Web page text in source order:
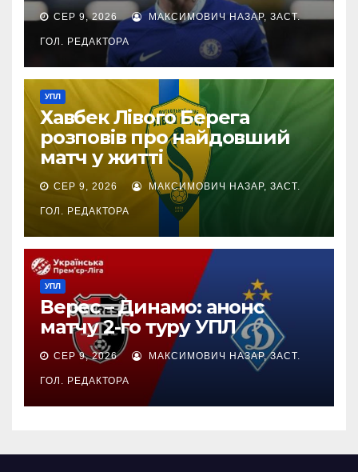
СЕР 9, 2026 МАКСИМОВИЧ НАЗАР, ЗАСТ.
ГОЛ. РЕДАКТОРА
УПЛ
Хавбек Лівого Берега
розповів про найдовший
матч у житті
СЕР 9, 2026 МАКСИМОВИЧ НАЗАР, ЗАСТ.
ГОЛ. РЕДАКТОРА
УПЛ
Верес – Динамо: анонс
матчу 2-го туру УПЛ
СЕР 9, 2026 МАКСИМОВИЧ НАЗАР, ЗАСТ.
ГОЛ. РЕДАКТОРА